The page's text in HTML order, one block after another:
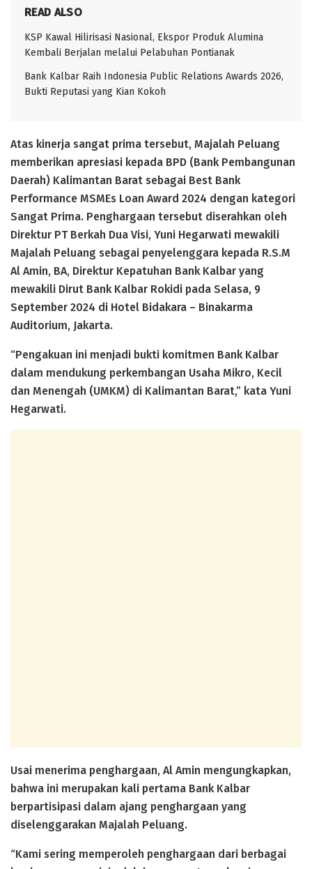
READ ALSO
KSP Kawal Hilirisasi Nasional, Ekspor Produk Alumina
Kembali Berjalan melalui Pelabuhan Pontianak
Bank Kalbar Raih Indonesia Public Relations Awards 2026,
Bukti Reputasi yang Kian Kokoh
Atas kinerja sangat prima tersebut, Majalah Peluang
memberikan apresiasi kepada BPD (Bank Pembangunan
Daerah) Kalimantan Barat sebagai Best Bank
Performance MSMEs Loan Award 2024 dengan kategori
Sangat Prima. Penghargaan tersebut diserahkan oleh
Direktur PT Berkah Dua Visi, Yuni Hegarwati mewakili
Majalah Peluang sebagai penyelenggara kepada R.S.M
Al Amin, BA, Direktur Kepatuhan Bank Kalbar yang
mewakili Dirut Bank Kalbar Rokidi pada Selasa, 9
September 2024 di Hotel Bidakara – Binakarma
Auditorium, Jakarta.
“Pengakuan ini menjadi bukti komitmen Bank Kalbar
dalam mendukung perkembangan Usaha Mikro, Kecil
dan Menengah (UMKM) di Kalimantan Barat,” kata Yuni
Hegarwati.
Usai menerima penghargaan, Al Amin mengungkapkan,
bahwa ini merupakan kali pertama Bank Kalbar
berpartisipasi dalam ajang penghargaan yang
diselenggarakan Majalah Peluang.
“Kami sering memperoleh penghargaan dari berbagai